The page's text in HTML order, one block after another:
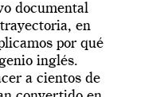
documental
en
por qué
genio inglés.
a cientos de